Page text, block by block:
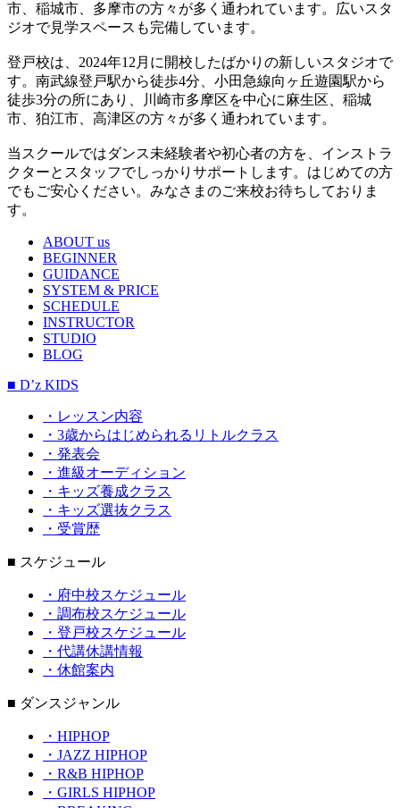
市、稲城市、多摩市の方々が多く通われています。広いスタ
ジオで見学スペースも完備しています。
登戸校は、2024年12月に開校したばかりの新しいスタジオで
す。南武線登戸駅から徒歩4分、小田急線向ヶ丘遊園駅から
徒歩3分の所にあり、川崎市多摩区を中心に麻生区、稲城
市、狛江市、高津区の方々が多く通われています。
当スクールではダンス未経験者や初心者の方を、インストラ
クターとスタッフでしっかりサポートします。はじめての方
でもご安心ください。みなさまのご来校お待ちしておりま
す。
ABOUT us
BEGINNER
GUIDANCE
SYSTEM & PRICE
SCHEDULE
INSTRUCTOR
STUDIO
BLOG
■ D’z KIDS
・レッスン内容
・3歳からはじめられるリトルクラス
・発表会
・進級オーディション
・キッズ養成クラス
・キッズ選抜クラス
・受賞歴
■ スケジュール
・府中校スケジュール
・調布校スケジュール
・登戸校スケジュール
・代講休講情報
・休館案内
■ ダンスジャンル
・HIPHOP
・JAZZ HIPHOP
・R&B HIPHOP
・GIRLS HIPHOP